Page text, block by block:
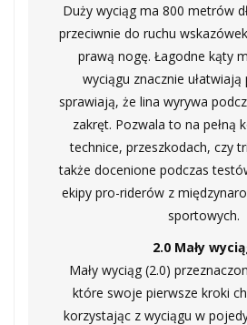
Duży wyciąg ma 800 metrów
przeciwnie do ruchu
prawą nogę. Łagodne kąty
wyciągu znacznie ułatwiają
sprawiają, że lina wyrywa
zakręt. Pozwala to na pełną
technice, przeszkodach, czy
także docenione podczas
ekipy pro-riderów z
sportowych.
2.0 Mały
Mały wyciąg (2.0)
które swoje pierwsze kroki
korzystając z wyciągu w